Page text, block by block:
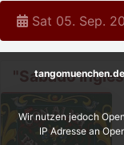
Sat 05. Sep.
"Sabado
tangomuenchen.de
Wir nutzen jedoch
IP Adresse an